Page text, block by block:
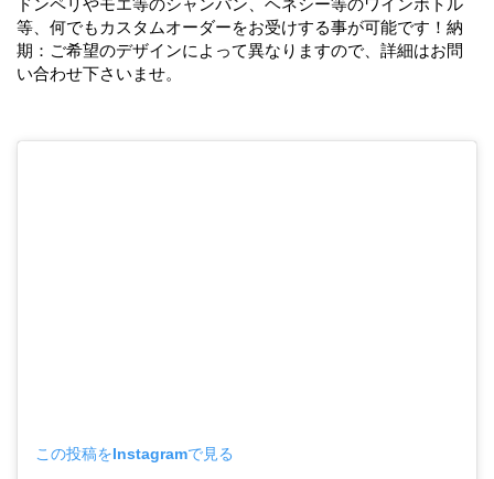
等、何でもカスタムオーダーをお受けする事が可能です！納
期：ご希望のデザインによって異なりますので、詳細はお問
い合わせ下さいませ。
この投稿をInstagramで見る